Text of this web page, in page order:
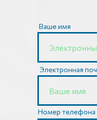
Электронная
Ваше имя
Номер телефона